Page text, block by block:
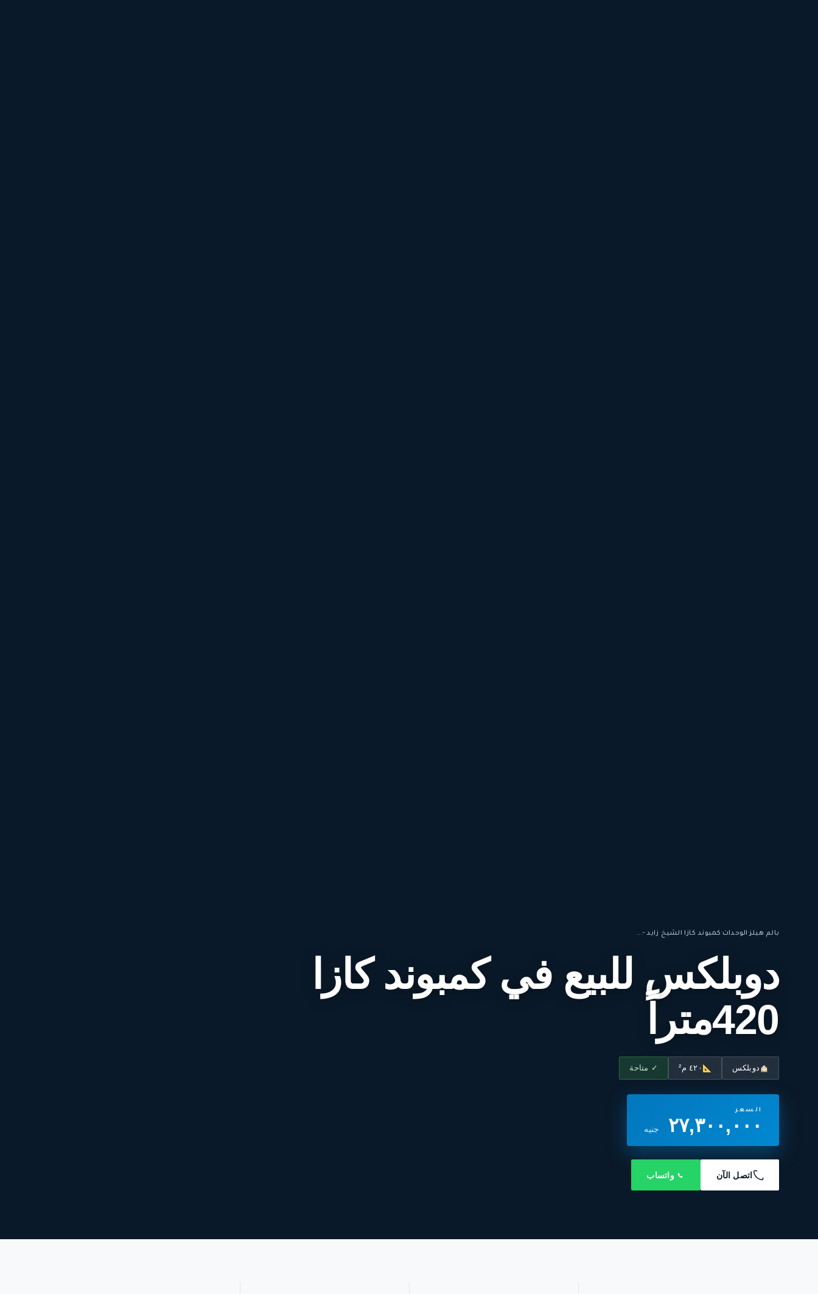
بالم هيلز· الوحدات· كمبوند كازا الشيخ زايد -...
دوبلكس للبيع في كمبوند كازا
420متراً
دوبلكس ٤٢٠ م² ✓ متاحة
السعر
٢٧,٣٠٠,٠٠٠ جنيه
اتصل الآن واتساب